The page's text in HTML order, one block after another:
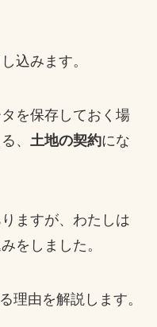
込みます。
を保存しておく場
、 土地の契約にな
ますが、わたしは
をしました。
理由を解説します。